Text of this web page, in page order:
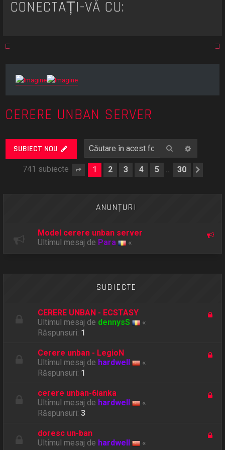
CONECTAȚI-VĂ CU:
CERERE UNBAN SERVER
SUBIECT NOU Căutare
741 subiecte Pagina1 din 30
1 2 3 4 5 … 30
ANUNŢURI
Model cerere unban server
Ultimul mesaj de Para «
SUBIECTE
CERERE UNBAN - ECSTASY
Ultimul mesaj de dennysS
«
Răspunsuri: 1
Cerere unban - LegioN
Ultimul mesaj de hardwell
«
Răspunsuri: 1
cerere unban-6ianka
Ultimul mesaj de hardwell
«
Răspunsuri:3
doresc un-ban
Ultimul mesaj de hardwell
«